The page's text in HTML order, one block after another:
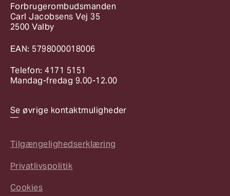
Forbrugerombudsmanden
Carl Jacobsens Vej 35
2500 Valby
EAN: 5798000018006
Telefon: 4171 5151
Mandag-fredag 9.00-12.00
Se øvrige kontaktmuligheder
Tilgængelighedserklæring
Privatlivspolitik
Cookies